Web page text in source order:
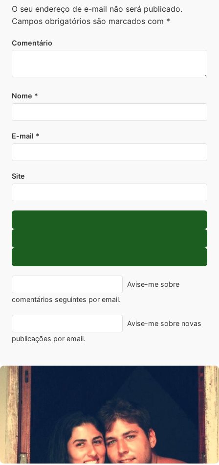
O seu endereço de e-mail não será publicado.
Campos obrigatórios são marcados com *
Comentário
Nome *
E-mail *
Site
Avise-me sobre
comentários seguintes por email.
Avise-me sobre novas
publicações por email.